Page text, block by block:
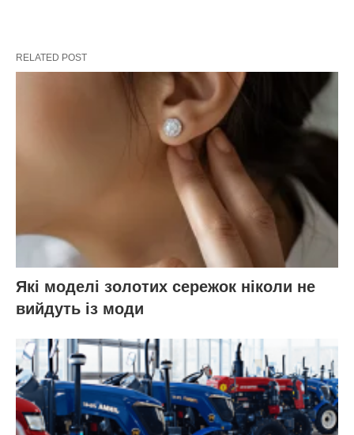
RELATED POST
Які моделі золотих сережок ніколи не
вийдуть із моди